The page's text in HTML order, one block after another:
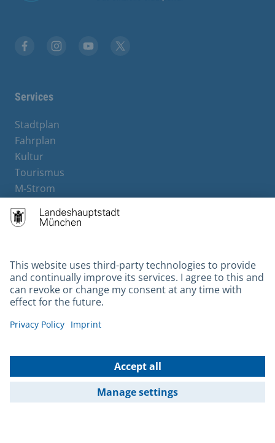
Services
Stadtplan
Fahrplan
Kultur
Tourismus
M-Strom
Hotels
Contact
Barrierefreiheit
Leichte Sprache
Gebärdensprache
Kontakt